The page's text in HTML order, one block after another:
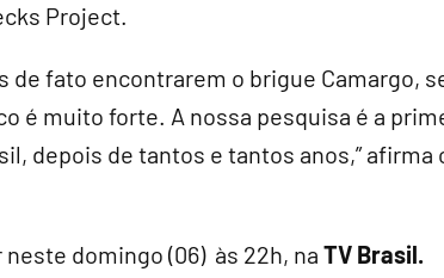
Project.
de fato encontrarem o brigue Camargo,
é muito forte. A nossa pesquisa é a
depois de tantos e tantos anos,”
neste domingo (06) às 22h, na TV Brasil.